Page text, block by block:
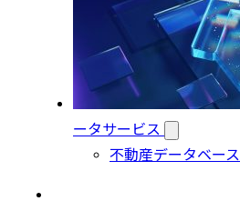
ータサービス
不動産データベース